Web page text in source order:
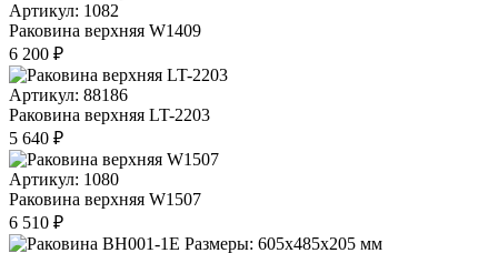
Артикул: 1082
Раковина верхняя W1409
6 200 ₽
Артикул: 88186
Раковина верхняя LT-2203
5 640 ₽
Артикул: 1080
Раковина верхняя W1507
6 510 ₽